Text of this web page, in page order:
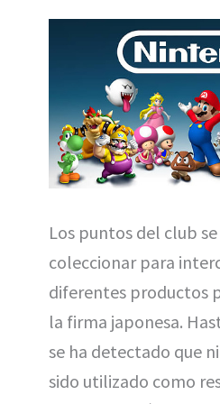
Los puntos del club
coleccionar para
diferentes productos
la firma japonesa.
se ha detectado que
sido utilizado como